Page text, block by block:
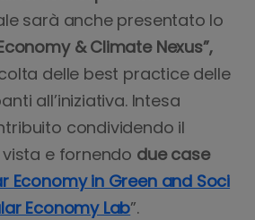
sarà anche presentato lo
& Climate Nexus”,
delle best practice delle
all’iniziativa. Intesa
condividendo il
e fornendo due case
Economy in Green and Soci
Economy Lab”.